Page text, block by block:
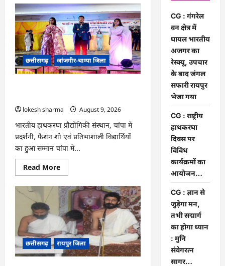
CG
:
गंगरेल
वन
क्षेत्र
में
घायल
भारतीय
अजगर
का
रेस्क्यू,
सफारी
भेजा
गया
छत्तीसगढ़ जांजगीर-चाम्पा जिला
lokesh sharma
August 9, 2026
भारतीय हाथकरघा प्रौद्योगिकी संस्थान, चांपा में
प्रदर्शनी, फैशन शो एवं प्रतिभाशाली विद्यार्थियों
का हुआ सम्मान चांपा में...
Read MoreRead
more
CG
:
राष्ट्रीय
हाथकरघा
दिवस
पर
विविध
कार्यक्रमों
का
आयोजन…
छत्तीसगढ़ रायपुर जिला
CG : गंगरेल
वन क्षेत्र में
घायल भारतीय
अजगर का
रेस्क्यू, उपचार
के बाद जंगल
सफारी रायपुर
भेजा गया
CG : राष्ट्रीय
हाथकरघा
दिवस पर
विविध
कार्यक्रमों का
आयोजन…
CG : ज्ञान से
जुड़ेगा मन,
तभी सद्मार्ग
का होगा ध्यान
: मुनि
संवेगरत्न
सागर…